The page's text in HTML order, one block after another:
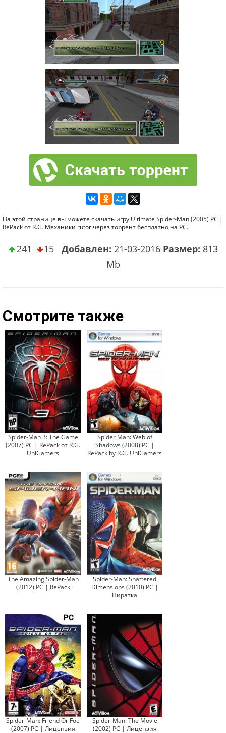
На этой странице вы можете скачать игру Ultimate Spider-Man (2005) PC |
RePack от R.G. Механики rutor через торрент бесплатно на PC.
241 15 Добавлен: 21-03-2016 Размер: 813
Mb
Смотрите также
Spider-Man 3: The Game
(2007) PC | RePack от R.G.
UniGamers
Spider Man: Web of
Shadows (2008) PC |
RePack by R.G. UniGamers
The Amazing Spider-Man
(2012) PC | RePack
Spider-Man: Shattered
Dimensions (2010) PC |
Пиратка
Spider-Man: Friend Or Foe
(2007) PC | Лицензия
Spider-Man: The Movie
(2002) PC | Лицензия